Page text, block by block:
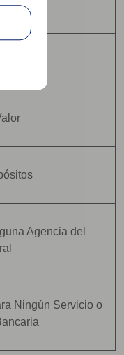
FDIC
Agencia del
Ningún Servicio o